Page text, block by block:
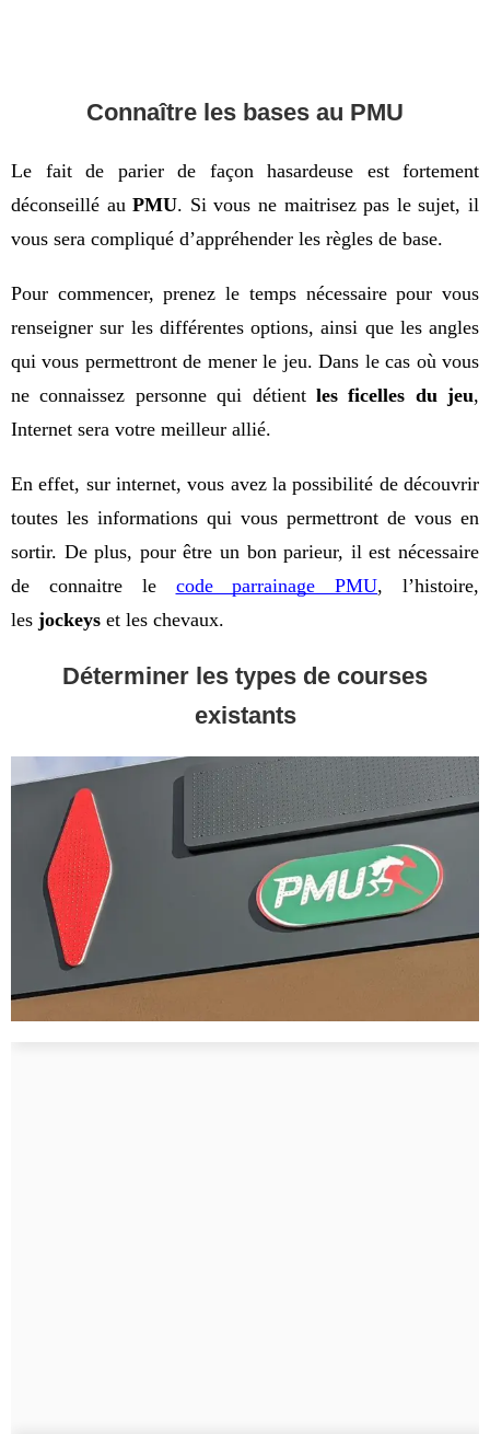
Connaître les bases au PMU
Le fait de parier de façon hasardeuse est fortement
déconseillé au PMU. Si vous ne maitrisez pas le sujet, il
vous sera compliqué d’appréhender les règles de base.
Pour commencer, prenez le temps nécessaire pour vous
renseigner sur les différentes options, ainsi que les angles
qui vous permettront de mener le jeu. Dans le cas où vous
ne connaissez personne qui détient les ficelles du jeu,
Internet sera votre meilleur allié.
En effet, sur internet, vous avez la possibilité de découvrir
toutes les informations qui vous permettront de vous en
sortir. De plus, pour être un bon parieur, il est nécessaire
de connaitre le code parrainage PMU, l’histoire,
les jockeys et les chevaux.
Déterminer les types de courses
existants